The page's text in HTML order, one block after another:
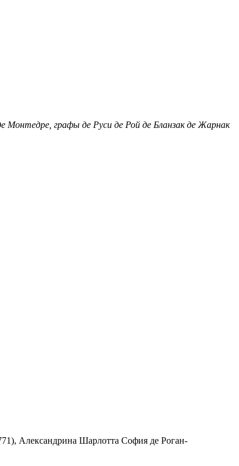
графы де Руси де Рой де Бланзак де Жарнак
Александрина Шарлотта София де Роган-